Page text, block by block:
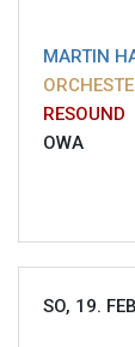
MARTIN
RESOUND
OWA
SO, 19.